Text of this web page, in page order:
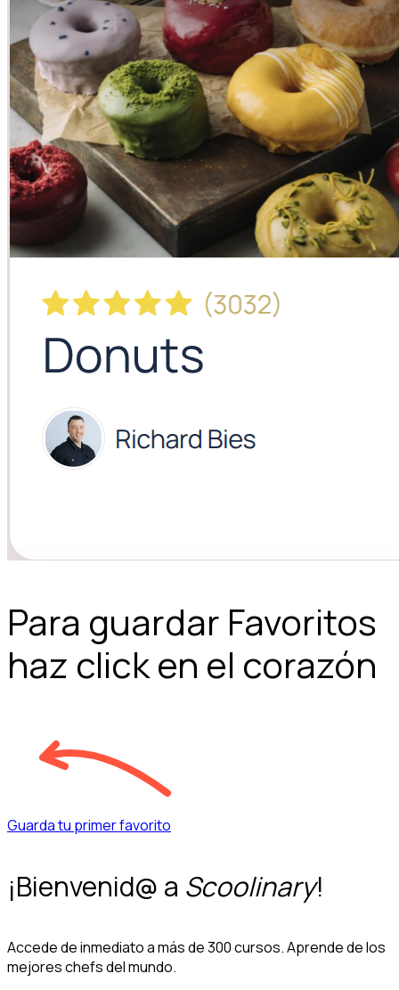
Para guardar Favoritos
haz click en el corazón
Guarda tu primer favorito
¡Bienvenid@ a Scoolinary!
Accede de inmediato a más de 300 cursos. Aprende de los
mejores chefs del mundo.